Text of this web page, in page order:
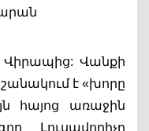
Վիրապից: Վանքի
է «խորը
հայոց առաջին
Լուսավորիչը